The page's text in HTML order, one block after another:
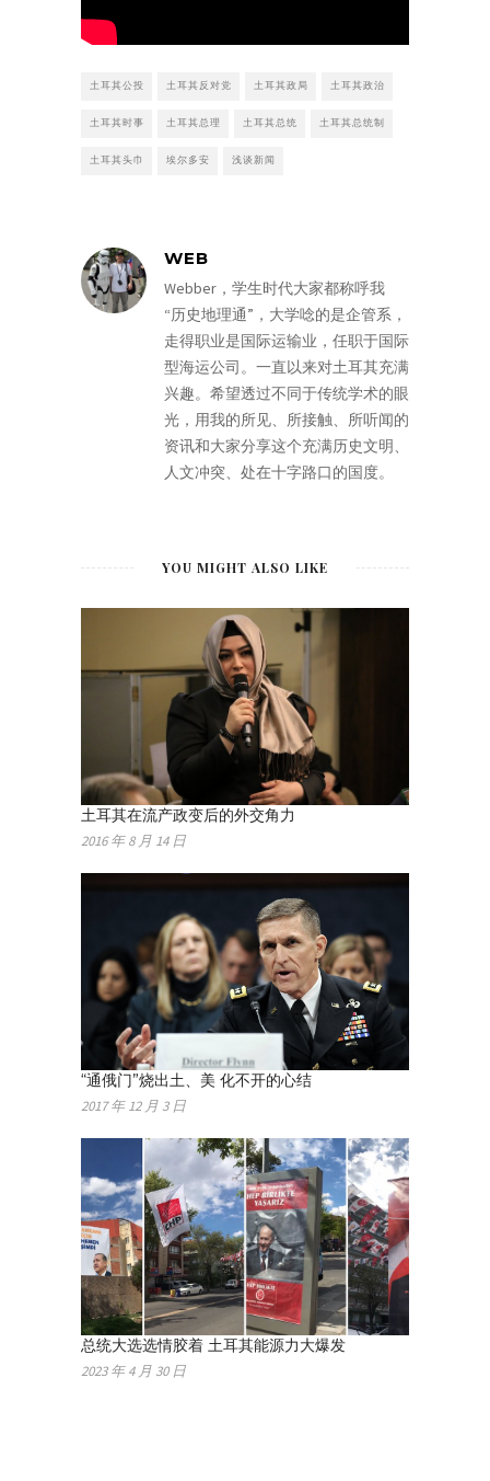
土耳其公投 土耳其反对党 土耳其政局 土耳其政治
土耳其时事 土耳其总理 土耳其总统 土耳其总统制
土耳其头巾 埃尔多安 浅谈新闻
WEB
Webber，学生时代大家都称呼我
“历史地理通”，大学唸的是企管系，
走得职业是国际运输业，任职于国际
型海运公司。一直以来对土耳其充满
兴趣。希望透过不同于传统学术的眼
光，用我的所见、所接触、所听闻的
资讯和大家分享这个充满历史文明、
人文冲突、处在十字路口的国度。
YOU MIGHT ALSO LIKE
土耳其在流产政变后的外交角力
2016 年 8 月 14 日
“通俄门”烧出土、美 化不开的心结
2017 年 12 月 3 日
总统大选选情胶着 土耳其能源力大爆发
2023 年 4 月 30 日